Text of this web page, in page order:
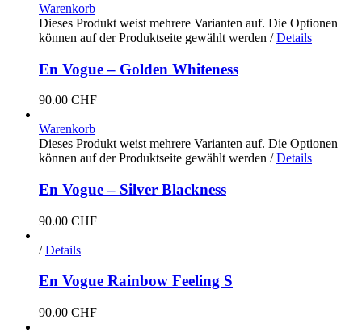
Warenkorb
Dieses Produkt weist mehrere Varianten auf. Die Optionen
können auf der Produktseite gewählt werden / Details
En Vogue – Golden Whiteness
90.00 CHF
Warenkorb
Dieses Produkt weist mehrere Varianten auf. Die Optionen
können auf der Produktseite gewählt werden / Details
En Vogue – Silver Blackness
90.00 CHF
/ Details
En Vogue Rainbow Feeling S
90.00 CHF